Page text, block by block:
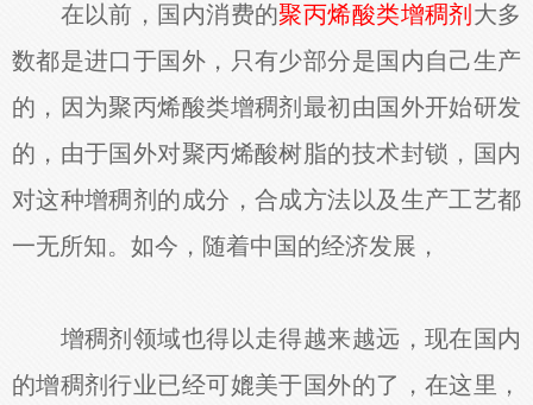
在以前，国内消费的聚丙烯酸类增稠剂 大多
数都是进口于国外，只有少部分是国内自己生产
的，因为聚丙烯酸类增稠剂最初由国外开始研发
的，由于国外对聚丙烯酸树脂的技术封锁，国内
对这种增稠剂的成分，合成方法以及生产工艺都
一无所知。如今，随着中国的经济发展，
增稠剂领域也得以走得越来越远，现在国内
的增稠剂行业已经可媲美于国外的了，在这里，